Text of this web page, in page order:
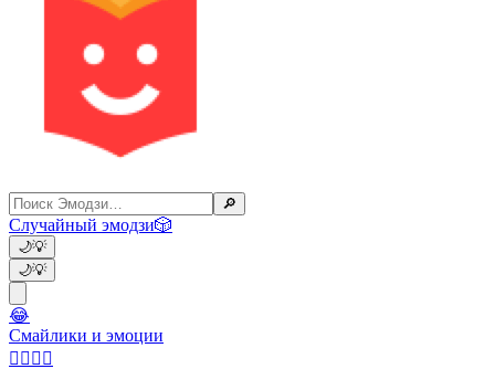
🔎
Случайный эмодзи🎲
🌙💡
🌙💡
😂
Смайлики и эмоции
👩‍❤️‍💋‍👨